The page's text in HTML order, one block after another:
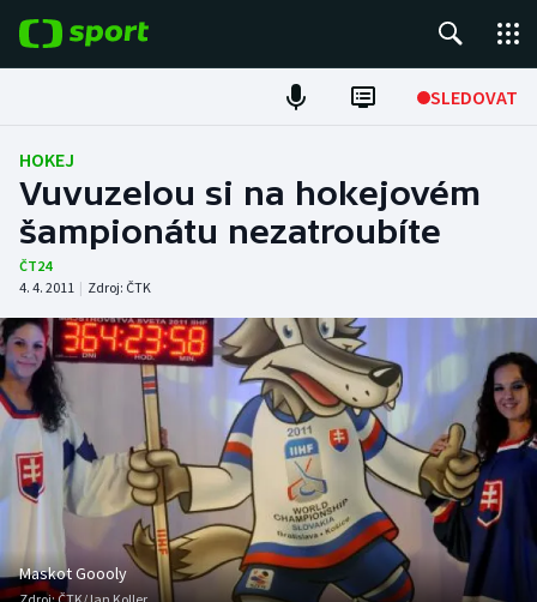
SLEDOVAT
Fotbal
Hokej
Tenis
Atletika
Cyklistika
DALŠÍ SPORTY
Americký fotbal
Baseball a softbal
NEPŘEHLÉDNĚTE
Soutěže
HOKEJ
Vuvuzelou si na hokejovém
šampionátu nezatroubíte
ČT24
4. 4. 2011 | Zdroj: ČTK
Maskot Goooly